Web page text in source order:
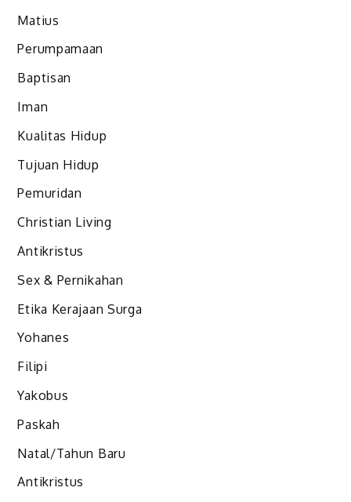
Matius
Perumpamaan
Baptisan
Iman
Kualitas Hidup
Tujuan Hidup
Pemuridan
Christian Living
Antikristus
Sex & Pernikahan
Etika Kerajaan Surga
Yohanes
Filipi
Yakobus
Paskah
Natal/Tahun Baru
Antikristus